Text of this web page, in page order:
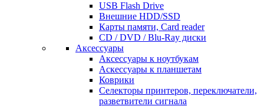
USB Flash Drive
Внешние HDD/SSD
Карты памяти, Card reader
CD / DVD / Blu-Ray диски
Аксессуары
Аксессуары к ноутбукам
Аскессуары к планшетам
Коврики
Селекторы принтеров, переключатели,
разветвители сигнала